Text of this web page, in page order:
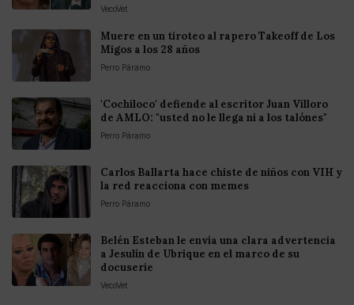
VecoVet
Muere en un tiroteo al rapero Takeoff de Los
Migos a los 28 años
Perro Páramo
'Cochiloco' defiende al escritor Juan Villoro
de AMLO: "usted no le llega ni a los talónes"
Perro Páramo
Carlos Ballarta hace chiste de niños con VIH y
la red reacciona con memes
Perro Páramo
Belén Esteban le envía una clara advertencia
a Jesulín de Ubrique en el marco de su
docuserie
VecoVet